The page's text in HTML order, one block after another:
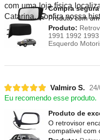
com uma loja física
Catarina. Confira nossa
Compra segura
Produto com
Produto:
1991 1992
Esquerdo
Valmiro S.
Eu recomendo esse produto.
Produto de
O retrovisor
compativel com